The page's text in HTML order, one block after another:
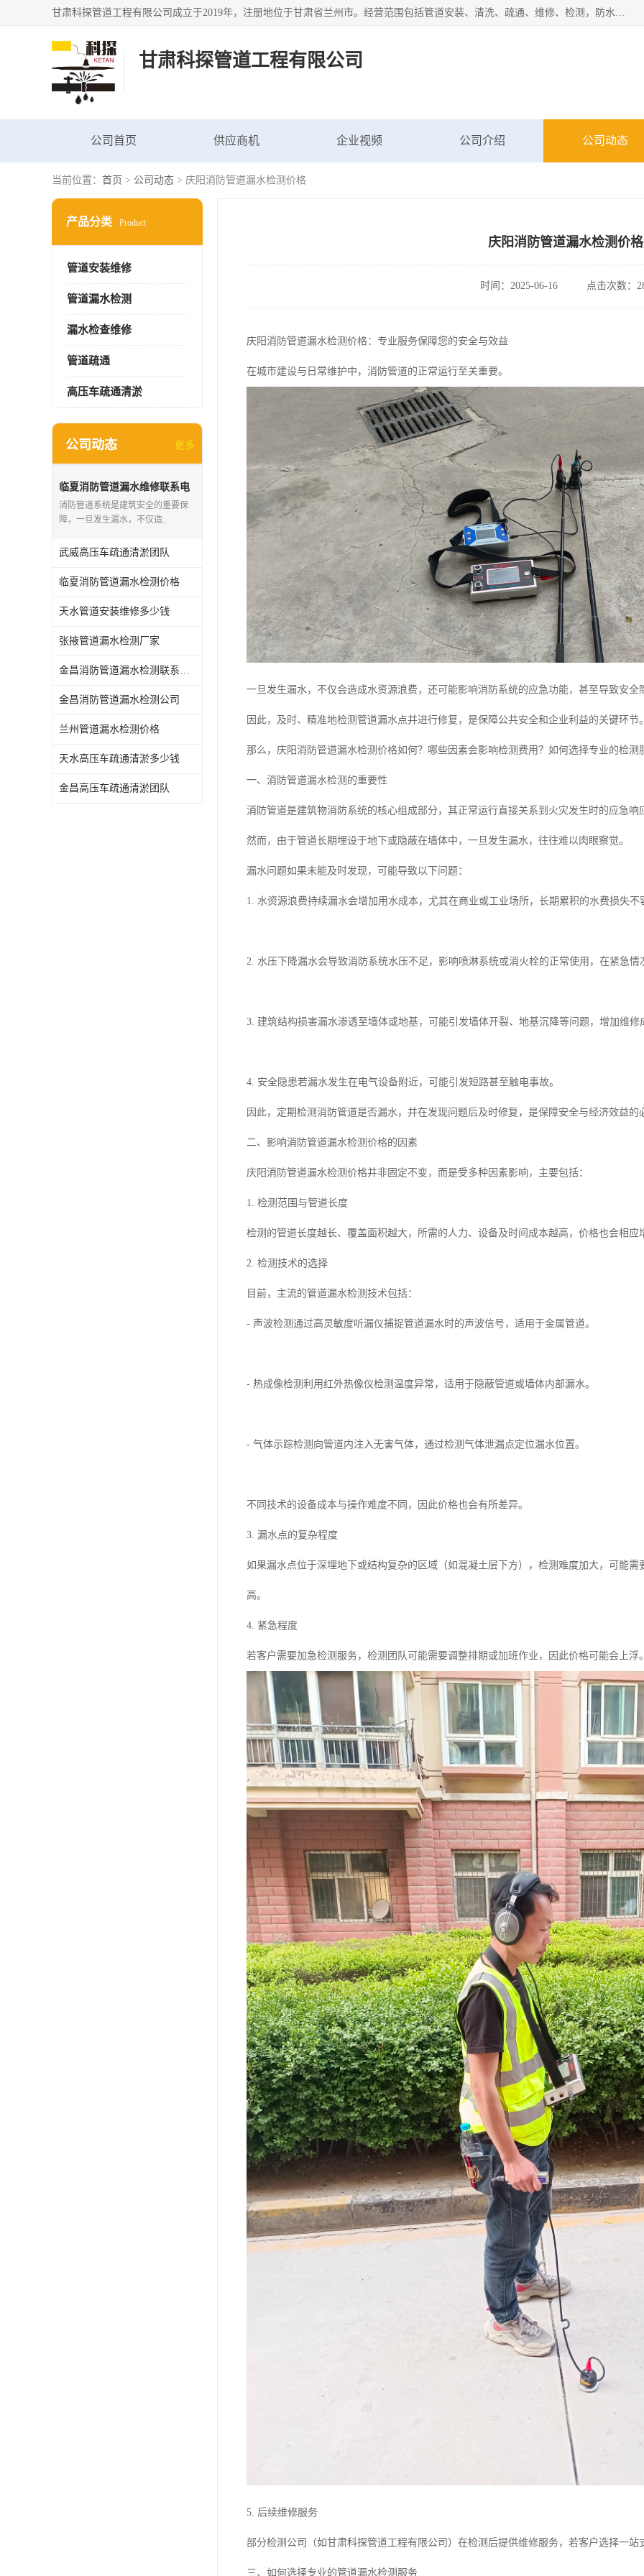
甘肃科探管道工程有限公司成立于2019年，注册地位于甘肃省兰州市。经营范围包括管道安装、清洗、疏通、维修、检测，防水工程，工程钻孔，化粪池清理，暖气安装，给排水管道安装维修，室内外管道如消防、供水、供热管道漏水检测定位，室内外防水堵漏等。
甘肃科探管道工程有限公司
公司首页 供应商机 企业视频 公司介绍 公司动态
当前位置： 首页 > 公司动态 > 庆阳消防管道漏水检测价格
产品分类 Product
管道安装维修
管道漏水检测
漏水检查维修
管道疏通
高压车疏通清淤
公司动态 更多
临夏消防管道漏水维修联系电
话
消防管道系统是建筑安全的重要保
障，一旦发生漏水，不仅造..
武威高压车疏通清淤团队
临夏消防管道漏水检测价格
天水管道安装维修多少钱
张掖管道漏水检测厂家
金昌消防管道漏水检测联系电话
金昌消防管道漏水检测公司
兰州管道漏水检测价格
天水高压车疏通清淤多少钱
金昌高压车疏通清淤团队
庆阳消防管道漏水检测价格
时间：2025-06-16 点击次数：
庆阳消防管道漏水检测价格：专业服务保障您的安全与效益
在城市建设与日常维护中，消防管道的正常运行至关重要。
一旦发生漏水，不仅会造成水资源浪费，还可能影响消防系统的应急功能，甚至导致安全
因此，及时、精准地检测管道漏水点并进行修复，是保障公共安全和企业利益的关键环节
那么，庆阳消防管道漏水检测价格如何？哪些因素会影响检测费用？如何选择专业的检测
一、消防管道漏水检测的重要性
消防管道是建筑物消防系统的核心组成部分，其正常运行直接关系到火灾发生时的应急响
然而，由于管道长期埋设于地下或隐蔽在墙体中，一旦发生漏水，往往难以肉眼察觉。
漏水问题如果未能及时发现，可能导致以下问题：
1. 水资源浪费持续漏水会增加用水成本，尤其在商业或工业场所，长期累积的水费损失不
2. 水压下降漏水会导致消防系统水压不足，影响喷淋系统或消火栓的正常使用，在紧急情
3. 建筑结构损害漏水渗透至墙体或地基，可能引发墙体开裂、地基沉降等问题，增加维修
4. 安全隐患若漏水发生在电气设备附近，可能引发短路甚至触电事故。
因此，定期检测消防管道是否漏水，并在发现问题后及时修复，是保障安全与经济效益的
二、影响消防管道漏水检测价格的因素
庆阳消防管道漏水检测价格并非固定不变，而是受多种因素影响，主要包括：
1. 检测范围与管道长度
检测的管道长度越长、覆盖面积越大，所需的人力、设备及时间成本越高，价格也会相应
2. 检测技术的选择
目前，主流的管道漏水检测技术包括：
- 声波检测通过高灵敏度听漏仪捕捉管道漏水时的声波信号，适用于金属管道。
- 热成像检测利用红外热像仪检测温度异常，适用于隐蔽管道或墙体内部漏水。
- 气体示踪检测向管道内注入无害气体，通过检测气体泄漏点定位漏水位置。
不同技术的设备成本与操作难度不同，因此价格也会有所差异。
3. 漏水点的复杂程度
如果漏水点位于深埋地下或结构复杂的区域（如混凝土层下方），检测难度加大，可能
高。
4. 紧急程度
若客户需要加急检测服务，检测团队可能需要调整排期或加班作业，因此价格可能会上浮
5. 后续维修服务
部分检测公司（如甘肃科探管道工程有限公司）在检测后提供维修服务，若客户选择一
三、如何选择专业的管道漏水检测服务